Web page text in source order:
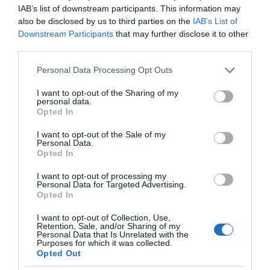
IAB’s list of downstream participants. This information may
also be disclosed by us to third parties on the IAB’s List of
Downstream Participants that may further disclose it to other
Please note that this website/app uses one or more Google
not limited to your visit or usage behaviour. You may click to
grant or deny consent to Google and its third-party tags to
use your data for below specified purposes in below Google
consent section.
Personal Data Processing Opt Outs
I want to opt-out of the Sharing of my
personal data.
Opted In
I want to opt-out of the Sale of my
Personal Data.
Opted In
I want to opt-out of processing my
Personal Data for Targeted Advertising.
Opted In
I want to opt-out of Collection, Use,
Retention, Sale, and/or Sharing of my
Personal Data that Is Unrelated with the
Purposes for which it was collected.
Opted Out
Η ΣΤΗΛΗ ΜΑΣ